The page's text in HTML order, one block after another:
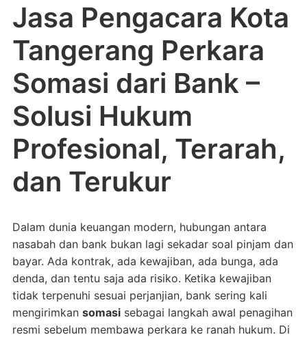
Jasa Pengacara Kota
Tangerang Perkara
Somasi dari Bank –
Solusi Hukum
Profesional, Terarah,
dan Terukur
Dalam dunia keuangan modern, hubungan antara
nasabah dan bank bukan lagi sekadar soal pinjam dan
bayar. Ada kontrak, ada kewajiban, ada bunga, ada
denda, dan tentu saja ada risiko. Ketika kewajiban
tidak terpenuhi sesuai perjanjian, bank sering kali
mengirimkan somasisebagai langkah awal penagihan
resmi sebelum membawa perkara ke ranah hukum. Di